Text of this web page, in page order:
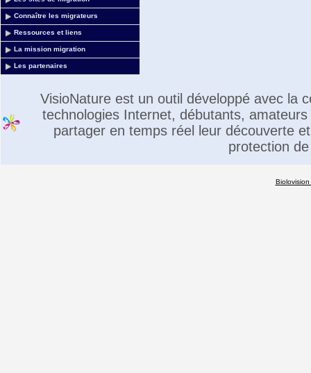
Connaître les migrateurs
Ressources et liens
La mission migration
Les partenaires
VisioNature est un outil développé avec la
technologies Internet, débutants,
partager en temps réel leur découverte
protection
Biolovision